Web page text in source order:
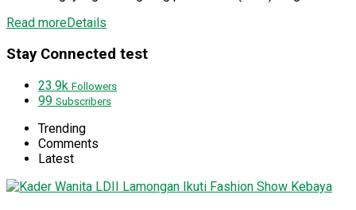
Read moreDetails
Stay Connected test
23.9k Followers
99 Subscribers
Trending
Comments
Latest